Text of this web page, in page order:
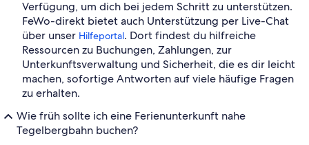
Verfügung, um dich bei jedem Schritt zu unterstützen.
FeWo-direkt bietet auch Unterstützung per Live-Chat
über unser Hilfeportal. Dort findest du hilfreiche
Ressourcen zu Buchungen, Zahlungen, zur
Unterkunftsverwaltung und Sicherheit, die es dir leicht
machen, sofortige Antworten auf viele häufige Fragen
zu erhalten.
Wie früh sollte ich eine Ferienunterkunft nahe
Tegelbergbahn buchen?